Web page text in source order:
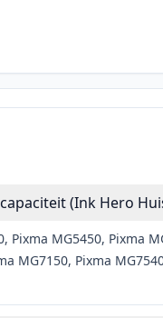
(Ink Hero
MG5450, Pixma
MG7150, Pixma